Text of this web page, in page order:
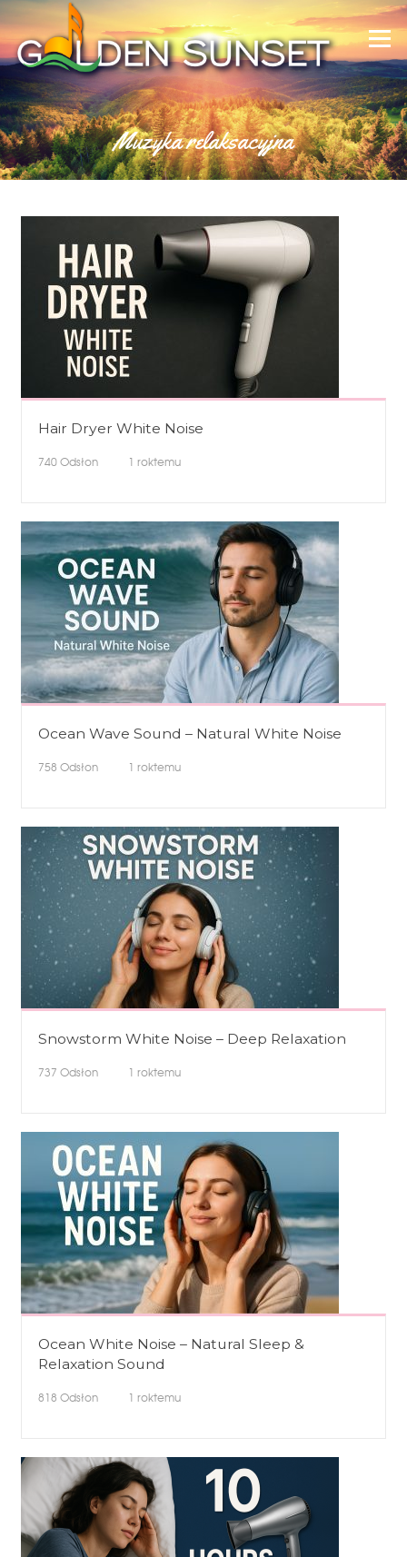
Skip to content
Menu
Muzyka relaksacyjna
Hair Dryer White Noise
740Odsłon 1 roktemu
Ocean Wave Sound – Natural White Noise
758 Odsłon 1 roktemu
Snowstorm White Noise – Deep Relaxation
737 Odsłon 1 roktemu
Ocean White Noise – Natural Sleep &
Relaxation Sound
818 Odsłon 1 roktemu